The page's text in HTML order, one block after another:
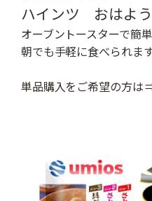
ハインツ おはよ
オーブントースターで簡
朝でも手軽に食べられます
単品購入をご希望の方は